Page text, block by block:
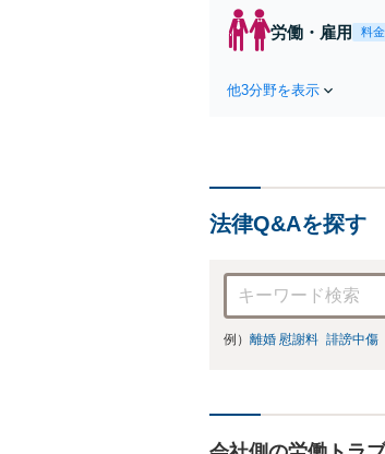
労働・雇用 料
他3分野を表示
法律Q&Aを探す
例） 離婚 慰謝料 誹謗中傷